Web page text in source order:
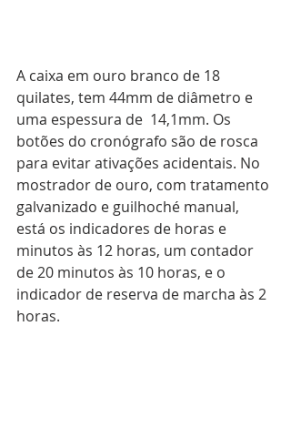
A caixa em ouro branco de 18
quilates, tem 44mm de diâmetro e
uma espessura de  14,1mm. Os
botões do cronógrafo são de rosca
para evitar ativações acidentais. No
mostrador de ouro, com tratamento
galvanizado e guilhoché manual,
está os indicadores de horas e
minutos às 12 horas, um contador
de 20 minutos às 10 horas, e o
indicador de reserva de marcha às 2
horas.